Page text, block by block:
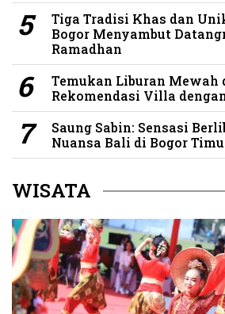
Tiga Tradisi Khas dan
Bogor Menyambut
Ramadhan
Temukan Liburan Mewah
Rekomendasi Villa
Saung Sabin: Sensasi
Nuansa Bali di Bogor
WISATA